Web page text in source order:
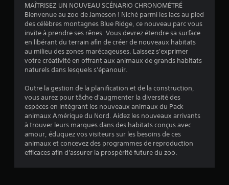
(
3
8
v
MAÎTRISEZ UN NOUVEAU SCÉNARIO CHRONOMÉTRÉ
Bienvenue au zoo de Jameson ! Niché parmi les lacs au pied
des célèbres montagnes Blue Ridge, ce nouveau parc vous
invite à prendre ses rênes. Vous devrez étendre sa surface
en libérant du terrain afin de créer de nouveaux habitats
au milieu des zones marécageuses. Laissez s'exprimer
votre créativité en offrant aux animaux de grands habitats
naturels dans lesquels s'épanouir.
Outre la gestion de la planification et de la construction,
vous aurez pour tâche d'augmenter la diversité des
espèces en intégrant les nouveaux animaux du Pack
animaux Amérique du Nord. Aidez les nouveaux arrivants
à trouver leurs marques dans des habitats conçus avec
amour, éduquez vos visiteurs sur les besoins de ces
animaux et concevez des programmes de reproduction
efficaces afin d'assurer la prospérité future du zoo.